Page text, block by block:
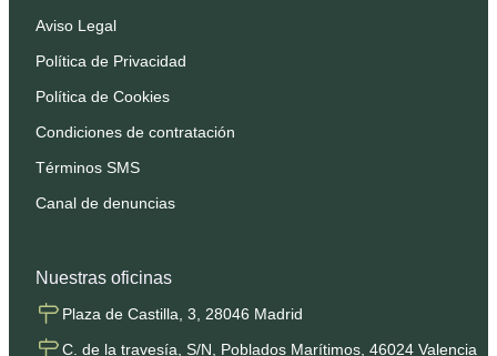
Aviso Legal
Política de Privacidad
Política de Cookies
Condiciones de contratación
Términos SMS
Canal de denuncias
Nuestras oficinas
Plaza de Castilla, 3, 28046 Madrid
C. de la travesía, S/N, Poblados Marítimos, 46024 Valencia